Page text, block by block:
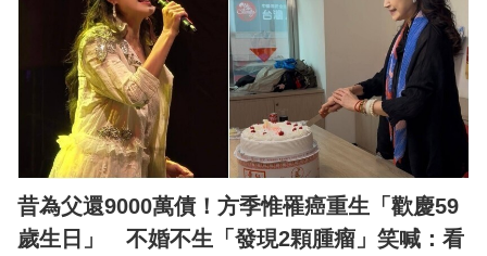
昔為父還9000萬債！方季惟罹癌重生「歡慶59
歲生日」 不婚不生「發現2顆腫瘤」笑喊：看